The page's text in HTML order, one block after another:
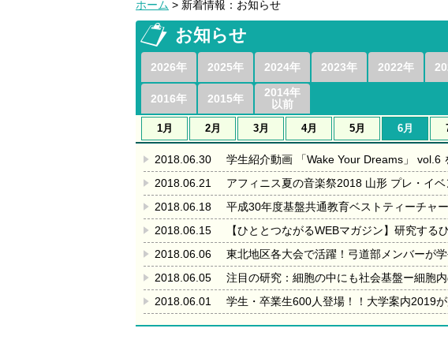
ホーム > 新着情報：お知らせ
お知らせ
2026年 2025年 2024年 2023年 2022年
2016年 2015年
2014年
以前
1月 2月 3月 4月 5月 6月
2018.06.30
学生紹介動画 「Wake Your Dreams」 vol.6
2018.06.21
アフィニス夏の音楽祭2018 山形 プレ・イ
2018.06.18
平成30年度基盤共通教育ベストティーチャー
2018.06.15
【ひととつながるWEBマガジン】研究する
2018.06.06
東北地区各大会で活躍！弓道部メンバーが
2018.06.05
注目の研究：細胞の中にも社会基盤ー細胞
2018.06.01
学生・卒業生600人登場！！大学案内2019が